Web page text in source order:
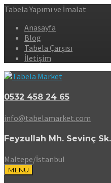
Tabela Yapımı ve İmalat
Anasayfa
Blog
Tabela Çarşısı
İletişim
0532 458 24 65
info@tabelamarket.com
Feyzullah Mh. Sevinç
Maltepe/İstanbul
MENÜ